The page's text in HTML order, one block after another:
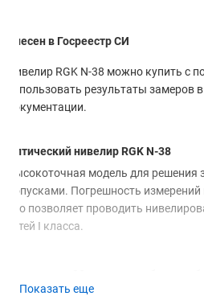
Внесен в Госреестр СИ
Нивелир RGK N-38 можно купить с
использовать результаты замеров
документации.
Оптический нивелир RGK N-38
Высокоточная модель для решения
допусками. Погрешность
что позволяет проводить
сетей I класса.
Увеличение 38 крат для работы на
Показать еще